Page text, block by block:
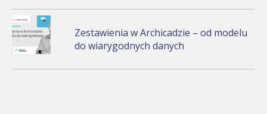
Zestawienia w Archicadzie – od modelu
do wiarygodnych danych